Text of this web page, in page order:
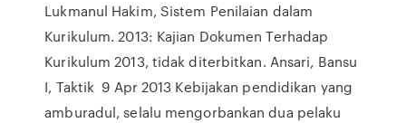
Lukmanul Hakim, Sistem Penilaian dalam
Kurikulum. 2013: Kajian Dokumen Terhadap
Kurikulum 2013, tidak diterbitkan. Ansari, Bansu
I, Taktik 9 Apr 2013 Kebijakan pendidikan yang
amburadul, selalu mengorbankan dua pelaku